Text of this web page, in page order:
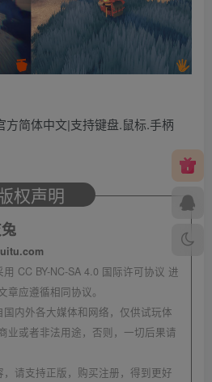
方简体中文|支持键盘.鼠标.手柄
权声明
用 CC BY-NC-SA 4.0 国际许可协议 进
应遵循相同协议。
内外各大媒体和网络，仅供试玩体
业或者非法用途，否则，一切后果请
请支持正版，购买注册，得到更好